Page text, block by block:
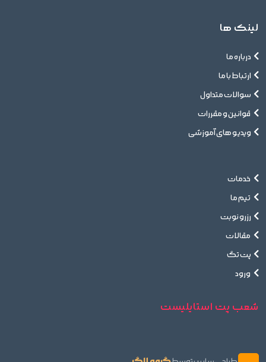
لینک ها
درباره ما
ارتباط با ما
سوالات متداول
قوانین و مقررات
ویدیو های آموزشی
خدمات
تیم ما
رزرو نوبت
مقالات
پت تگ
ورود
شعب پت استایلیست